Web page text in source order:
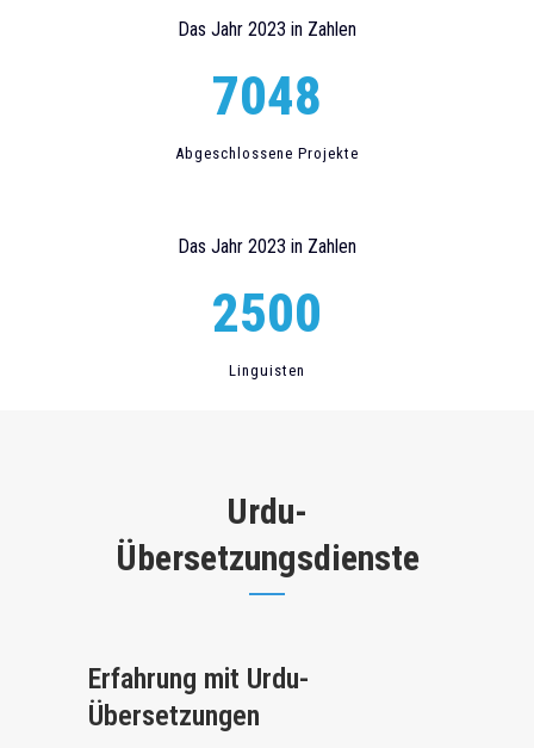
Das Jahr 2023 in Zahlen
7048
Abgeschlossene Projekte
Das Jahr 2023 in Zahlen
2500
Linguisten
Urdu-
Übersetzungsdienste
Erfahrung mit Urdu-
Übersetzungen